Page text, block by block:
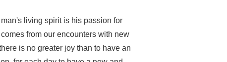
living spirit is his passion for
from our encounters with new
is no greater joy than to have an